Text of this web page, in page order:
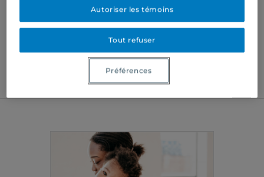
Tout refuser
Autoriser les témoins
Préférences